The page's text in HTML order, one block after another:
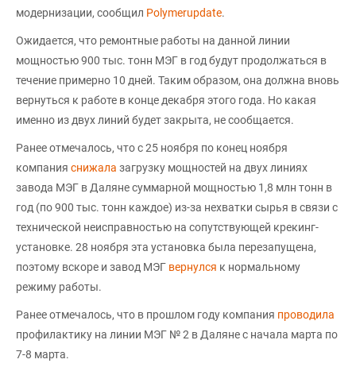
модернизации, сообщил Polymerupdate.
Ожидается, что ремонтные работы на данной линии
мощностью 900 тыс. тонн МЭГ в год будут продолжаться в
течение примерно 10 дней. Таким образом, она должна вновь
вернуться к работе в конце декабря этого года. Но какая
именно из двух линий будет закрыта, не сообщается.
Ранее отмечалось, что с 25 ноября по конец ноября
компания снижала загрузку мощностей на двух линиях
завода МЭГ в Даляне суммарной мощностью 1,8 млн тонн в
год (по 900 тыс. тонн каждое) из-за нехватки сырья в связи с
технической неисправностью на сопутствующей крекинг-
установке. 28 ноября эта установка была перезапущена,
поэтому вскоре и завод МЭГ вернулся к нормальному
режиму работы.
Ранее отмечалось, что в прошлом году компания проводила
профилактику на линии МЭГ № 2 в Даляне с начала марта по
7-8 марта.